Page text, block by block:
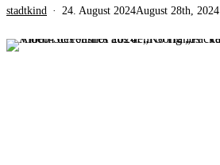
stadtkind 24. August 2024August 28th, 2024